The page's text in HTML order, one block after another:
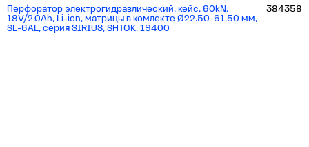
Перфоратор электрогидравлический, кейс, 60kN,
18V/2.0Ah, Li-ion, матрицы в комлекте Ø22.50-61.50 мм,
SL-6AL, серия SIRIUS, SHTOK. 19400
384358